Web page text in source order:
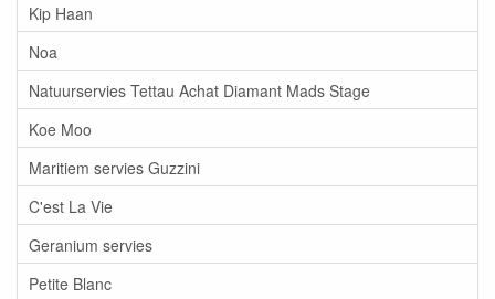
Kip Haan
Noa
Natuurservies Tettau Achat Diamant Mads Stage
Koe Moo
Maritiem servies Guzzini
C'est La Vie
Geranium servies
Petite Blanc